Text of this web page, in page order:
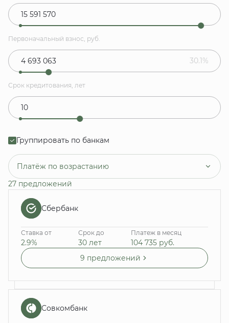
Первоначальный взнос, руб.
30.1%
Срок кредитования, лет
Группировать по банкам
Платёж по возрастанию
27 предложений
Сбербанк
Ставка от
2.9%
Срок до
30 лет
Платеж в месяц
104 735 руб.
9 предложений
Совкомбанк